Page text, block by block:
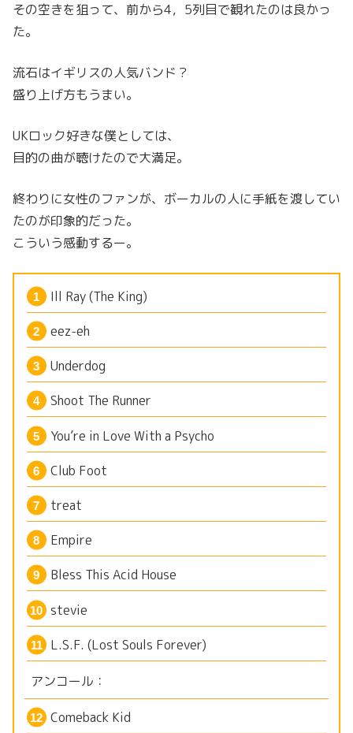
その空きを狙って、前から4，5列目で観れたのは良かっ
た。
流石はイギリスの人気バンド？
盛り上げ方もうまい。
UKロック好きな僕としては、
目的の曲が聴けたので大満足。
終わりに女性のファンが、ボーカルの人に手紙を渡してい
たのが印象的だった。
こういう感動するー。
Ill Ray (The King)
eez-eh
Underdog
Shoot The Runner
You’re in Love With a Psycho
Club Foot
treat
Empire
Bless This Acid House
stevie
L.S.F. (Lost Souls Forever)
アンコール：
Comeback Kid